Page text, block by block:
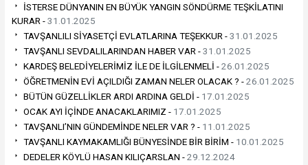
İSTERSE DÜNYANIN EN BÜYÜK YANGIN SÖNDÜRME TEŞKİLATINI
KURAR -31.01.2025
TAVŞANLILI SİYASETÇİ EVLATLARINA TEŞEKKUR -31.01.2025
TAVŞANLI SEVDALILARINDAN HABER VAR -31.01.2025
KARDEŞ BELEDİYELERİMİZ İLE DE İLGİLENMELİ -26.01.2025
ÖĞRETMENİN EVİ AÇILDIĞI ZAMAN NELER OLACAK ? -26.01.2025
BÜTÜN GÜZELLİKLER ARDI ARDINA GELDİ - 17.01.2025
OCAK AYI İÇİNDE ANACAKLARIMIZ - 17.01.2025
TAVŞANLI’NIN GÜNDEMİNDE NELER VAR ? - 11.01.2025
TAVŞANLI KAYMAKAMLIĞI BÜNYESİNDE BİR BİRİM - 10.01.2025
DEDELER KÖYLÜ HASAN KILIÇARSLAN -29.12.2024